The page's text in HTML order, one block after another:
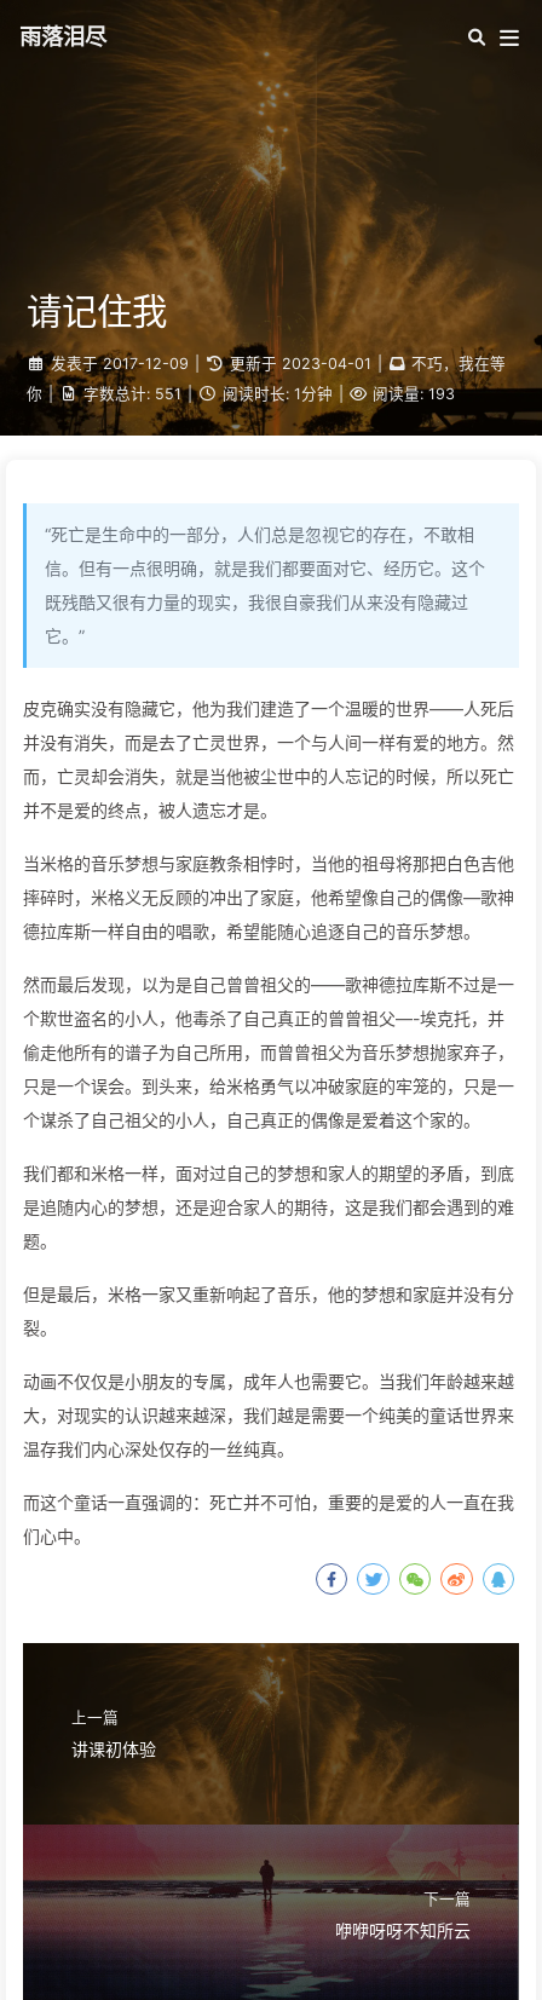
雨落泪尽
请记住我
发表于 2017-12-09 更新于 2023-04-01
不巧，我在等
你 | 字数总计: 551 | 阅读时长: 1分钟 阅读量: 193
“死亡是生命中的一部分，人们总是忽视它的存在，不敢相
信。但有一点很明确，就是我们都要面对它、经历它。这个
既残酷又很有力量的现实，我很自豪我们从来没有隐藏过
它。”
皮克确实没有隐藏它，他为我们建造了一个温暖的世界——人死后
并没有消失，而是去了亡灵世界，一个与人间一样有爱的地方。然
而，亡灵却会消失，就是当他被尘世中的人忘记的时候，所以死亡
并不是爱的终点，被人遗忘才是。
当米格的音乐梦想与家庭教条相悖时，当他的祖母将那把白色吉他
摔碎时，米格义无反顾的冲出了家庭，他希望像自己的偶像—歌神
德拉库斯一样自由的唱歌，希望能随心追逐自己的音乐梦想。
然而最后发现，以为是自己曾曾祖父的——歌神德拉库斯不过是一
个欺世盗名的小人，他毒杀了自己真正的曾曾祖父—-埃克托，并
偷走他所有的谱子为自己所用，而曾曾祖父为音乐梦想抛家弃子，
只是一个误会。到头来，给米格勇气以冲破家庭的牢笼的，只是一
个谋杀了自己祖父的小人，自己真正的偶像是爱着这个家的。
我们都和米格一样，面对过自己的梦想和家人的期望的矛盾，到底
是追随内心的梦想，还是迎合家人的期待，这是我们都会遇到的难
题。
但是最后，米格一家又重新响起了音乐，他的梦想和家庭并没有分
裂。
动画不仅仅是小朋友的专属，成年人也需要它。当我们年龄越来越
大，对现实的认识越来越深，我们越是需要一个纯美的童话世界来
温存我们内心深处仅存的一丝纯真。
而这个童话一直强调的：死亡并不可怕，重要的是爱的人一直在我
们心中。
上一篇
讲课初体验
下一篇
咿咿呀呀不知所云